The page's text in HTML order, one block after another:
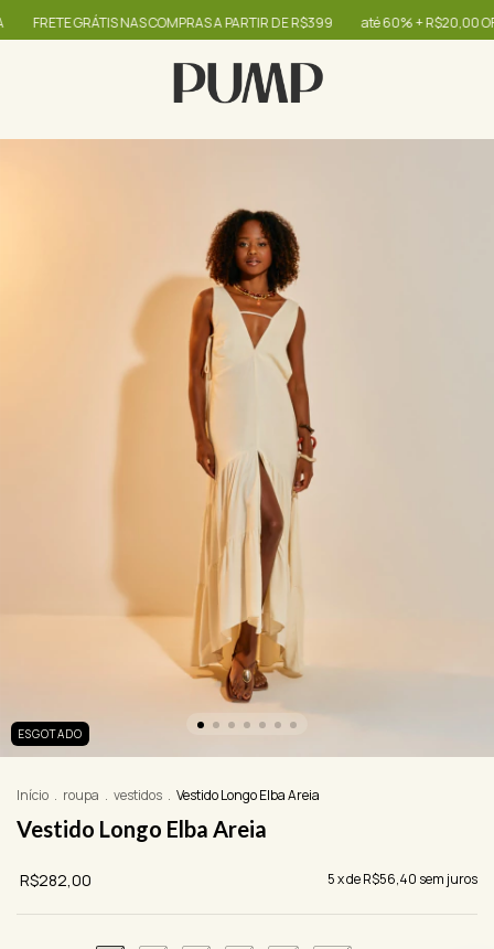
FRETE GRÁTIS NAS COMPRAS A PARTIR DE R$399 até 60% + R$20,00 OFF
ESGOTADO
Início . roupa . vestidos . Vestido Longo Elba Areia
Vestido Longo Elba Areia
R$282,00 5x deR$56,40 sem juros